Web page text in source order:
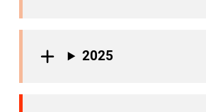
2025